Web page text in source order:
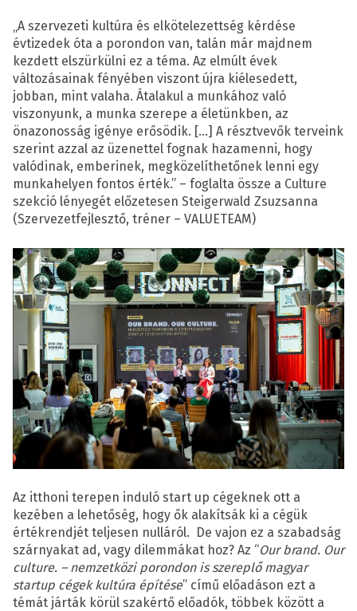
„A szervezeti kultúra és elkötelezettség kérdése
évtizedek óta a porondon van, talán már majdnem
kezdett elszürkülni ez a téma. Az elmúlt évek
változásainak fényében viszont újra kiélesedett,
jobban, mint valaha. Átalakul a munkához való
viszonyunk, a munka szerepe a életünkben, az
önazonosság igénye erősödik. […] A résztvevők terveink
szerint azzal az üzenettel fognak hazamenni, hogy
valódinak, emberinek, megközelíthetőnek lenni egy
munkahelyen fontos érték.” – foglalta össze a Culture
szekció lényegét előzetesen Steigerwald Zsuzsanna
(Szervezetfejlesztő, tréner – VALUETEAM)
Az itthoni terepen induló start up cégeknek ott a
kezében a lehetőség, hogy ők alakítsák ki a cégük
értékrendjét teljesen nulláról. De vajon ez a szabadság
szárnyakat ad, vagy dilemmákat hoz? Az “Our brand. Our
culture. – nemzetközi porondon is szereplő magyar
startup cégek kultúra építése” című előadáson ezt a
témát járták körül szakértő előadók, többek között a